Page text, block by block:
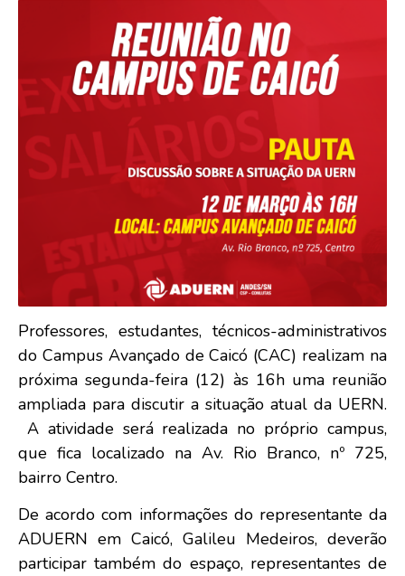
Professores, estudantes, técnicos-administrativos
do Campus Avançado de Caicó (CAC) realizam na
próxima segunda-feira (12) às 16h uma reunião
ampliada para discutir a situação atual da UERN.
A atividade será realizada no próprio campus,
que fica localizado na Av. Rio Branco, nº 725,
bairro Centro.
De acordo com informações do representante da
ADUERN em Caicó, Galileu Medeiros, deverão
participar também do espaço, representantes de